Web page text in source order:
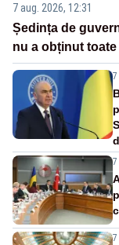
7 aug. 2026, 12:31
Ședința de
nu a obținut toate
7
7
7